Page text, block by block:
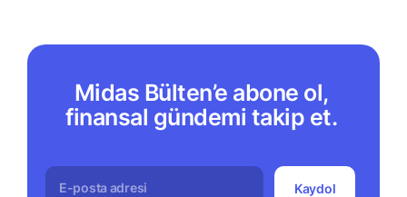
Midas Bülten’e abone ol,
finansal gündemi takip et.
Kaydol